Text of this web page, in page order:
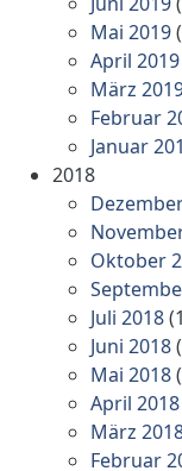
Mai 2019
April 2019
März
Februar
Januar
2018
Oktober
Juli 2018
Juni 2018
Mai 2018
April 2018
März
Februar